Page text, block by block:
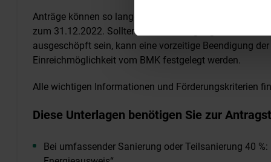
Anträge können so lange gestellt werden, wie
zum 31.12.2022. Sollten die zur Verfügung stehenden
ausgeschöpft sein, kann eine vorzeitige Beendigung
Einreichmöglichkeit vom BMK festgelegt werden.
Alle wichtigen Informationen und Förderungskriterien
Diese Unterlagen benötigen Sie zur
Bei umfassender Sanierung oder Teilsanierung 40